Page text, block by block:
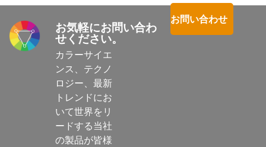
お気軽にお問い合わ
せください。
カラーサイエ
ンス、テクノ
ロジー、最新
トレンドにお
いて世界をリ
ードする当社
の製品が皆様
お問い合わせ